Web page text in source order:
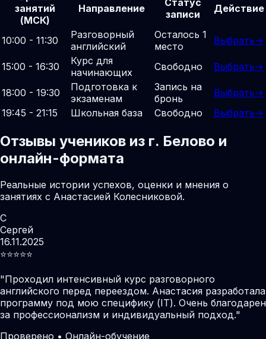
занятий
(МСК)
Направление
записи
Действие
10:00 - 11:30
Разговорный
английский
Осталось 1
место
Выбрать→
15:00 - 16:30
Курс для
начинающих
Свободно Выбрать→
18:00 - 19:30
Подготовка к
экзаменам
Запись на
бронь
Выбрать→
19:45 - 21:15
Школьная база Свободно Выбрать→
Отзывы учеников из г. Белово и
онлайн-формата
Реальные истории успехов, оценки и мнения о
занятиях с Анастасией Колесниковой.
С
Сергей
16.11.2025
⭐️⭐️⭐️⭐️⭐️
"Проходил интенсивный курс разговорного
английского перед переездом. Анастасия разработала
программу под мою специфику (IT). Очень благодарен
за профессионализм и индивидуальный подход."
Проверено • Онлайн-обучение